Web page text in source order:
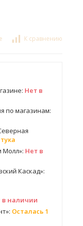
К сравнению
Нет в
по магазинам:
Молл»: Нет в
Каскад»:
в наличии
Осталась 1